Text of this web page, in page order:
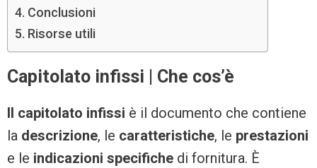
Conclusioni
Risorse utili
Capitolato infissi | Che cos’è
Il capitolato infissi è il documento che contiene
la descrizione, le caratteristiche, le prestazioni
e le indicazioni specifiche di fornitura. È